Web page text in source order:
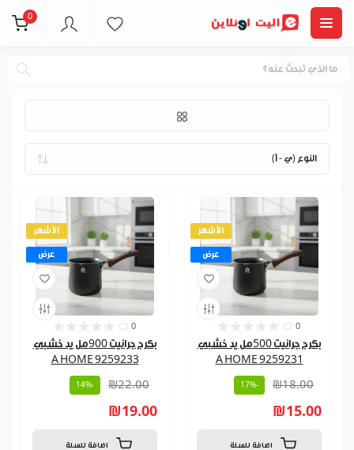
0
اباريق وبكارج
الأشهر
عرض
0
بكرج جرانيت 900مل يد خشبي
A HOME 9259233
₪22.00
-14%
₪19.00
اضافة للسلة
الأشهر
عرض
0
بكرج جرانيت 500مل يد خشبي
A HOME 9259231
₪18.00
-17%
₪15.00
اضافة للسلة